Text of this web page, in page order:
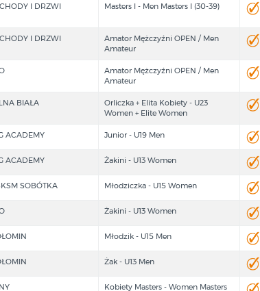
I DRZWI
Masters I - Men Masters I (30-39)
I DRZWI
Amator Mężczyźni OPEN / Men
Amateur
Amator Mężczyźni OPEN / Men
Amateur
BIAŁA
Orliczka + Elita Kobiety - U23
Women + Elite Women
ACADEMY Junior - U19 Men
ACADEMY Żakini - U13 Women
SOBÓTKA Młodziczka - U15 Women
Żakini - U13 Women
Młodzik - U15 Men
Żak - U13 Men
Kobiety Masters - Women Masters